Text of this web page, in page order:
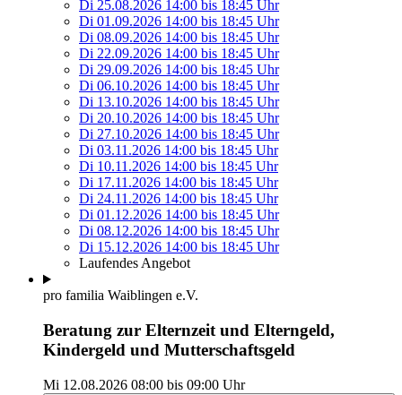
Di 25.08.2026 14:00 bis 18:45 Uhr
Di 01.09.2026 14:00 bis 18:45 Uhr
Di 08.09.2026 14:00 bis 18:45 Uhr
Di 22.09.2026 14:00 bis 18:45 Uhr
Di 29.09.2026 14:00 bis 18:45 Uhr
Di 06.10.2026 14:00 bis 18:45 Uhr
Di 13.10.2026 14:00 bis 18:45 Uhr
Di 20.10.2026 14:00 bis 18:45 Uhr
Di 27.10.2026 14:00 bis 18:45 Uhr
Di 03.11.2026 14:00 bis 18:45 Uhr
Di 10.11.2026 14:00 bis 18:45 Uhr
Di 17.11.2026 14:00 bis 18:45 Uhr
Di 24.11.2026 14:00 bis 18:45 Uhr
Di 01.12.2026 14:00 bis 18:45 Uhr
Di 08.12.2026 14:00 bis 18:45 Uhr
Di 15.12.2026 14:00 bis 18:45 Uhr
Laufendes Angebot
pro familia Waiblingen e.V.
Beratung zur Elternzeit und Elterngeld,
Kindergeld und Mutterschaftsgeld
Mi 12.08.2026 08:00 bis 09:00 Uhr